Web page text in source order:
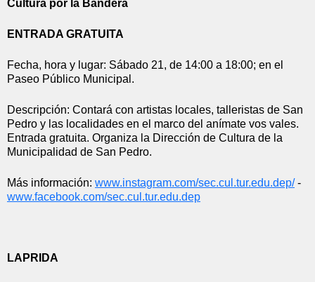
Cultura por la Bandera
ENTRADA GRATUITA
Fecha, hora y lugar: Sábado 21, de 14:00 a 18:00; en el
Paseo Público Municipal.
Descripción: Contará con artistas locales, talleristas de San
Pedro y las localidades en el marco del anímate vos vales.
Entrada gratuita. Organiza la Dirección de Cultura de la
Municipalidad de San Pedro.
Más información: www.instagram.com/sec.cul.tur.edu.dep/
www.facebook.com/sec.cul.tur.edu.dep
LAPRIDA